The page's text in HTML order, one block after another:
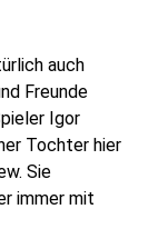
auch
Freunde
Igor
Tochter hier
Sie
immer mit